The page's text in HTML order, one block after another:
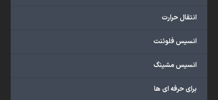
انتقال حرارت
انسیس فلوئنت
انسیس مشینگ
برای حرفه ای ها
تخصصی،
پروژه‌های
شبیه
سازی
پشتیبانی
به